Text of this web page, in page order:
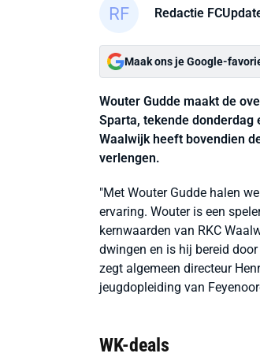
Redactie
Maak ons je Google-
Wouter Gudde maakt de
Sparta, tekende donderdag
Waalwijk heeft bovendien
verlengen.
"Met Wouter Gudde halen
ervaring. Wouter is een
kernwaarden van RKC
dwingen en is hij bereid
zegt algemeen directeur
jeugdopleiding van
WK-deals